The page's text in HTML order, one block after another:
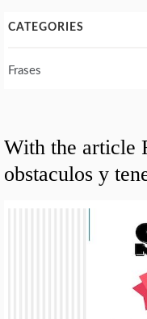
CATEGORIES
Frases
With the article
obstaculos y